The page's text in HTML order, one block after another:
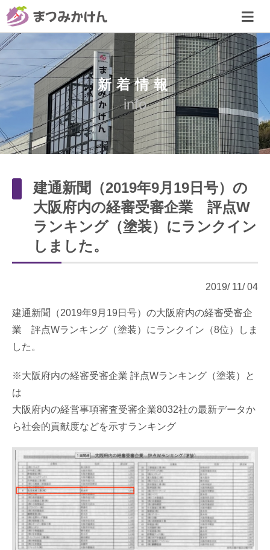
新着情報
info
建通新聞（2019年9月19日号）の
大阪府内の経審受審企業 評点W
ランキング（塗装）にランクイン
しました。
2019/ 11/ 04
建通新聞（2019年9月19日号）の大阪府内の経審受審企
業 評点Wランキング（塗装）にランクイン（8位）しま
した。
※大阪府内の経審受審企業 評点Wランキング（塗装）と
は
大阪府内の経営事項審査受審企業8032社の最新データか
ら社会的貢献度などを示すランキング